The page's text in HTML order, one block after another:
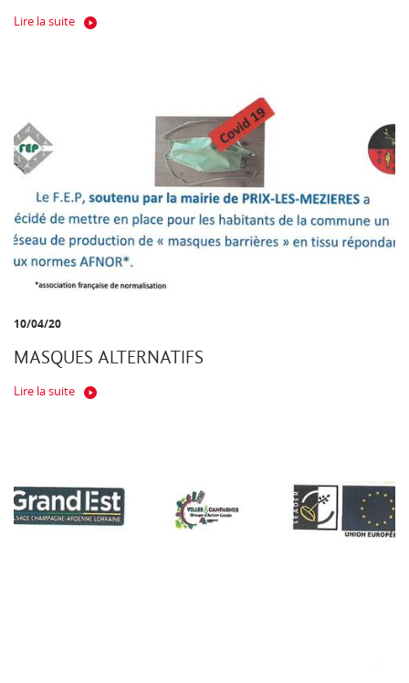
Lire la suite
10/04/20
MASQUES ALTERNATIFS
Lire la suite